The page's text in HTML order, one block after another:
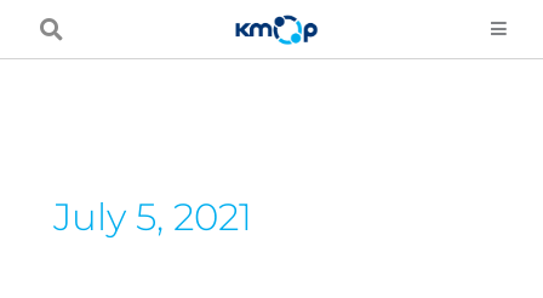
July 5, 2021